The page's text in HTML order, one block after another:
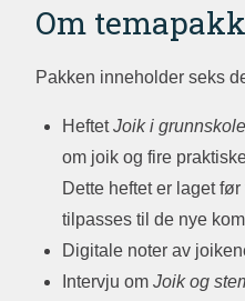
Om
Pakken inneholder seks
HeftetJoik i
om joik og fire
Dette heftet er laget
tilpasses til de nye
Digitale noter av
Intervju om Joik og